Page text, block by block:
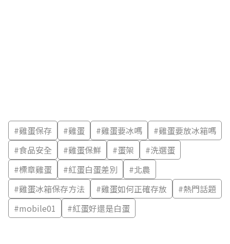
#雞蛋保存 #雞蛋 #雞蛋要冰嗎 #雞蛋要放冰箱嗎
#食品安全 #雞蛋保鮮 #蛋架 #洗選蛋
#標章雞蛋 #紅蛋白蛋差別 #北農
#雞蛋冰箱保存方法 #雞蛋如何正確存放 #熱門話題
#mobile01 #紅蛋好還是白蛋